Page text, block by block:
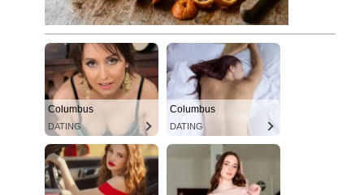
Columbus
DATING
Columbus
DATING